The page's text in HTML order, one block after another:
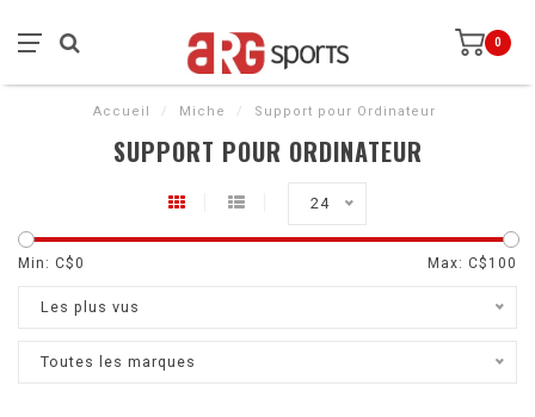
0
Accueil / Miche / Support pour Ordinateur
SUPPORT POUR ORDINATEUR
24
Min: C$0 Max: C$ 100
Les plus vus
Toutes les marques